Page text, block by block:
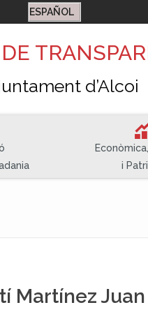
ESPAÑOL
d’Alcoi
i
Martínez Juan